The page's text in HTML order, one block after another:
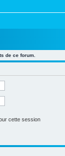
de ce forum.
cette session